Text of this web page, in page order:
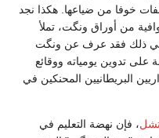
خوفا من ضياعها. هكذا نجد
من أوراق ونگت، تملأ
قي ذلك فقد عرف عن ونگت
على تدوين يومياته ووقائع
البريطانيين المحنكين في
، فإن نهضة التعليم في